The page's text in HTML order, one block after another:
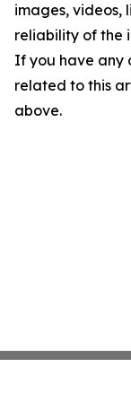
images, videos,
reliability of the
If you have any
related to this
above.